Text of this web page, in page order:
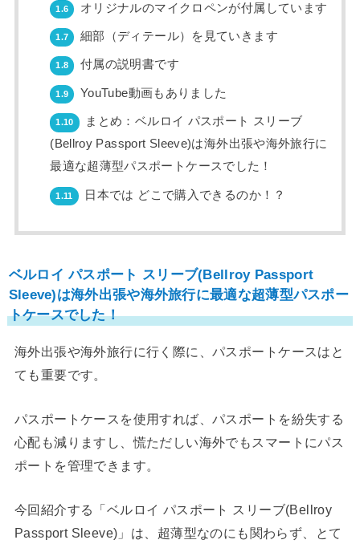
1.6 オリジナルのマイクロペンが付属しています
1.7 細部（ディテール）を見ていきます
1.8 付属の説明書です
1.9 YouTube動画もありました
1.10
まとめ：ベルロイ パスポート スリーブ
(Bellroy Passport Sleeve)は海外出張や海外旅行に
最適な超薄型パスポートケースでした！
1.11 日本では どこで購入できるのか！？
ベルロイ パスポート スリーブ(Bellroy Passport
Sleeve)は海外出張や海外旅行に最適な超薄型パスポー
トケースでした！
海外出張や海外旅行に行く際に、パスポートケースはと
ても重要です。
パスポートケースを使用すれば、パスポートを紛失する
心配も減りますし、慌ただしい海外でもスマートにパス
ポートを管理できます。
今回紹介する「ベルロイ パスポート スリーブ(Bellroy
Passport Sleeve)」は、超薄型なのにも関わらず、とて